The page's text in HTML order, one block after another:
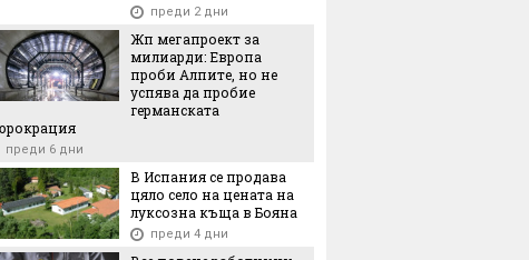
преди 2 дни
Жп мегапроект за
милиарди: Европа
проби Алпите, но не
успява да пробие
германската
преди 6 дни
В Испания се продава
цяло село на цената на
луксозна къща в Бояна
преди 4 дни